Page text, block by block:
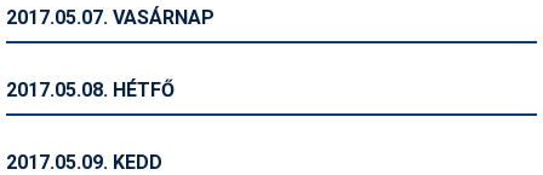
Magazinok
Pályázatok
2017.05.07. VASÁRNAP
2017.05.08. HÉTFŐ
2017.05.09. KEDD